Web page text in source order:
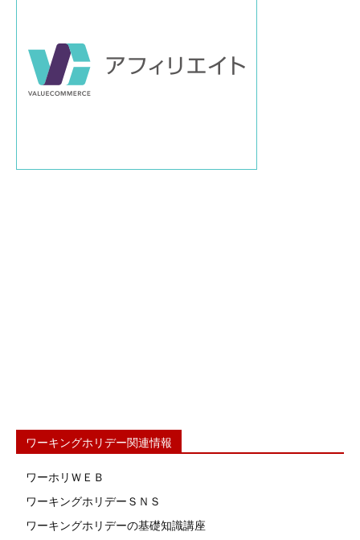
ワーキングホリデー関連情報
ワーホリＷＥＢ
ワーキングホリデーＳＮＳ
ワーキングホリデーの基礎知識講座